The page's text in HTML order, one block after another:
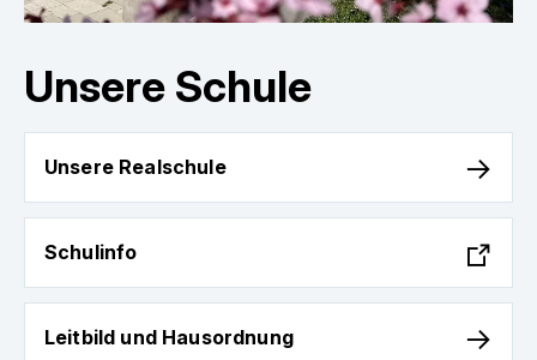
Schulprofil Inklusion
Neubau
Mensa
Schulfamilie
Unsere Schule
Realschule
Unsere Realschule
Schulinfo
undLeitbild und Hausordnung